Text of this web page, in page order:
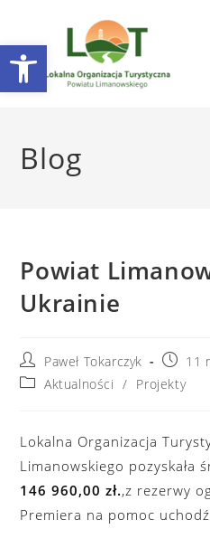
Otwórz pasek
content
Blog
Powiat
Ukrainie
Post
author:
Paweł Tokarczyk
Post11
PostAktualności / Projekty
Lokalna Organizacja
Limanowskiego pozyskała
146 960,00 zł.,z rezerwy
Premiera na pomoc